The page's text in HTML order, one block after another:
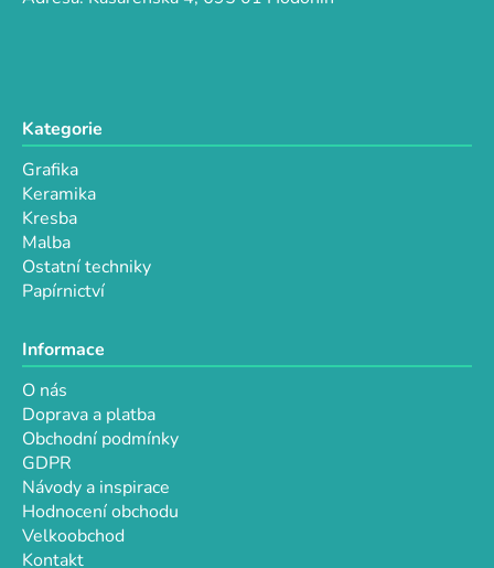
Kategorie
Grafika
Keramika
Kresba
Malba
Ostatní techniky
Papírnictví
Informace
O nás
Doprava a platba
Obchodní podmínky
GDPR
Návody a inspirace
Hodnocení obchodu
Velkoobchod
Kontakt